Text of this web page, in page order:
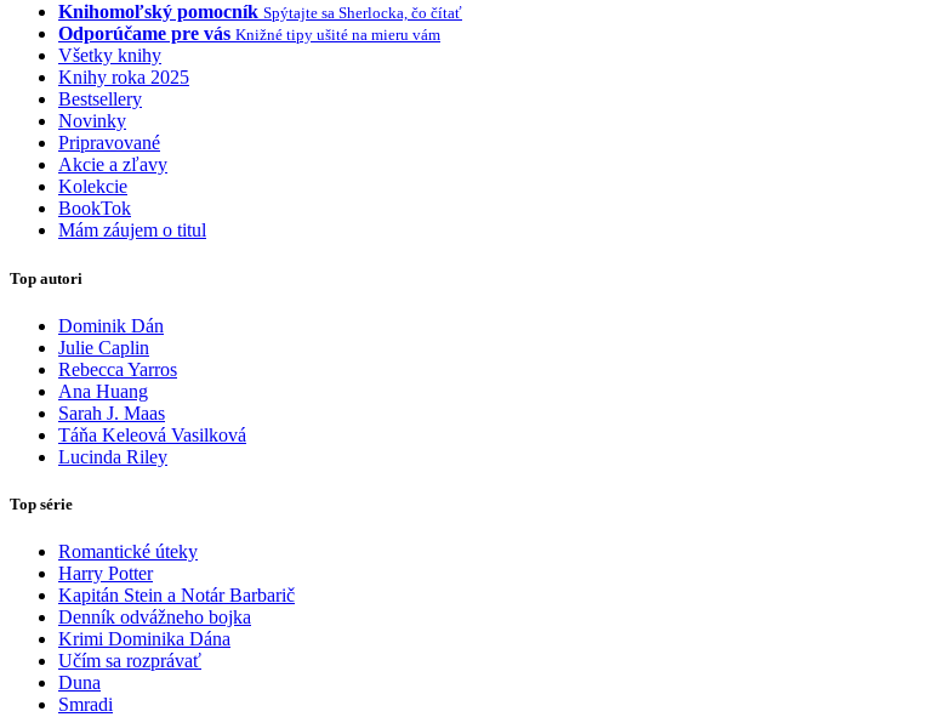
Knihomoľský pomocník Spýtajte sa Sherlocka, čo čítať
Odporúčame pre vás Knižné tipy ušité na mieru vám
Všetky knihy
Knihy roka 2025
Bestsellery
Novinky
Pripravované
Akcie a zľavy
Kolekcie
BookTok
Mám záujem o titul
Top autori
Dominik Dán
Julie Caplin
Rebecca Yarros
Ana Huang
Sarah J. Maas
Táňa Keleová Vasilková
Lucinda Riley
Top série
Romantické úteky
Harry Potter
Kapitán Stein a Notár Barbarič
Denník odvážneho bojka
Krimi Dominika Dána
Učím sa rozprávať
Duna
Smradi